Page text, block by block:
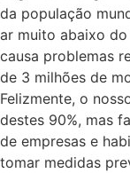
da população
ar muito abaixo
causa problemas
de 3 milhões de
Felizmente, o
destes 90%, mas
de empresas e
tomar medidas